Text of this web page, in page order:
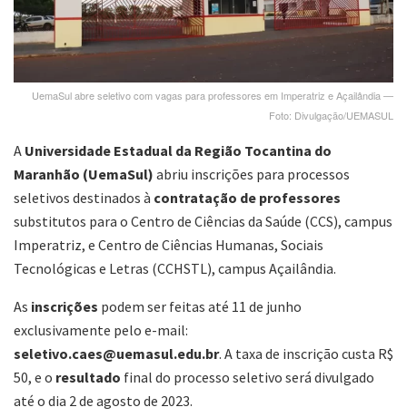
UemaSul abre seletivo com vagas para professores em Imperatriz e Açailândia —
Foto: Divulgação/UEMASUL
A Universidade Estadual da Região Tocantina do
Maranhão (UemaSul) abriu inscrições para processos
seletivos destinados à contratação de professores
substitutos para o Centro de Ciências da Saúde (CCS), campus
Imperatriz, e Centro de Ciências Humanas, Sociais
Tecnológicas e Letras (CCHSTL), campus Açailândia.
As inscrições podem ser feitas até 11 de junho
exclusivamente pelo e-mail:
seletivo.caes@uemasul.edu.br. A taxa de inscrição custa R$
50, e o resultado final do processo seletivo será divulgado
até o dia 2 de agosto de 2023.